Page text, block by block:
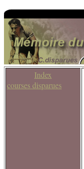
Index
courses disparues